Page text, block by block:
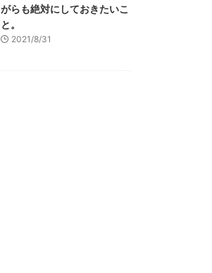
がらも絶対にしておきたいこ
と。
2021/8/31